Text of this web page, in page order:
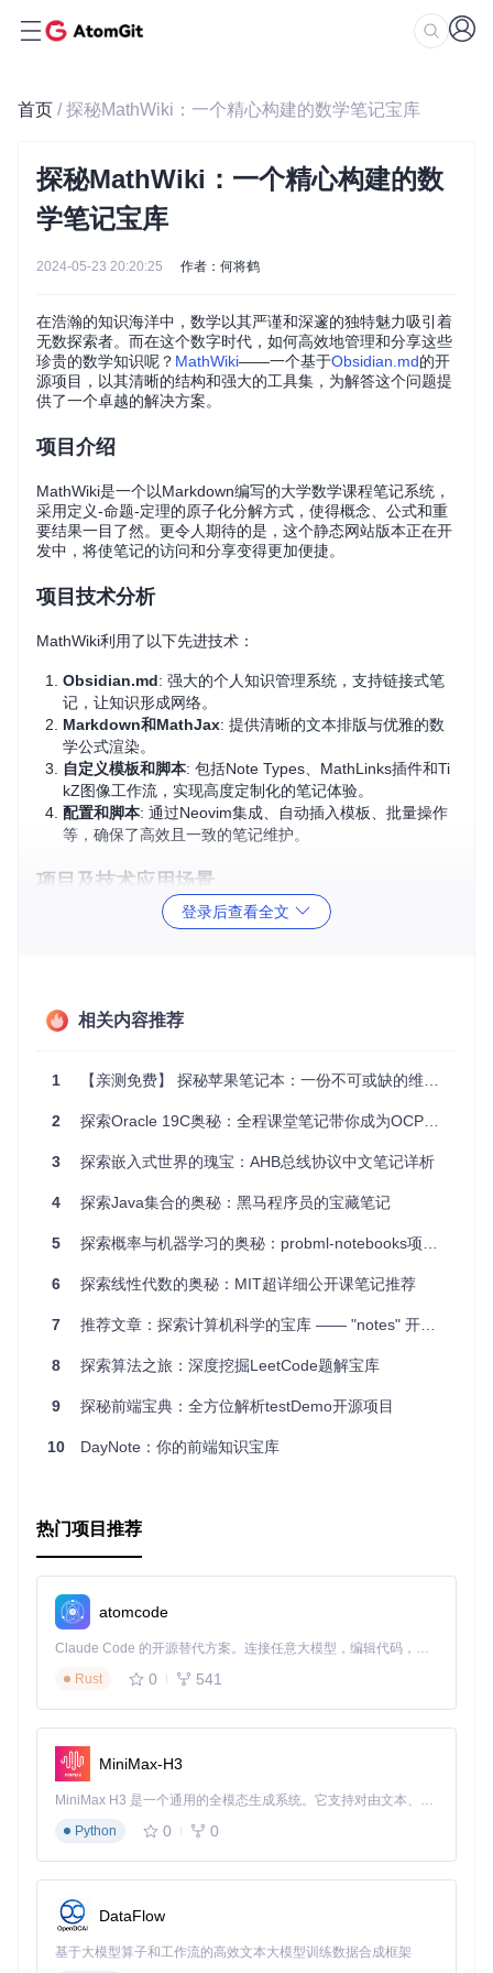
首页 / 探秘MathWiki：一个精心构建的数学笔记宝库
探秘MathWiki：一个精心构建的数
学笔记宝库
2024-05-23 20:20:25 作者：何将鹤
在浩瀚的知识海洋中，数学以其严谨和深邃的独特魅力吸引着
无数探索者。而在这个数字时代，如何高效地管理和分享这些
珍贵的数学知识呢？ MathWiki——一个基于Obsidian.md的开
源项目，以其清晰的结构和强大的工具集，为解答这个问题提
供了一个卓越的解决方案。
项目介绍
MathWiki是一个以Markdown编写的大学数学课程笔记系统，
采用定义-命题-定理的原子化分解方式，使得概念、公式和重
要结果一目了然。更令人期待的是，这个静态网站版本正在开
发中，将使笔记的访问和分享变得更加便捷。
项目技术分析
MathWiki利用了以下先进技术：
Obsidian.md: 强大的个人知识管理系统，支持链接式笔
记，让知识形成网络。
Markdown和MathJax: 提供清晰的文本排版与优雅的数
学公式渲染。
自定义模板和脚本: 包括Note Types、MathLinks插件和Ti
kZ图像工作流，实现高度定制化的笔记体验。
配置和脚本: 通过Neovim集成、自动插入模板、批量操作
等，确保了高效且一致的笔记维护。
项目及技术应用场景
教师：用于创建课件，简化教学资料制作，增强学生对抽象
概念的理解。
科的思维碰撞。
习。
项目特点
结构化笔记：将定义、例子、定理等按类型分门别类，便
于查阅和理解。
MathLinks
：在链接中直接展示MathJax数学公式，无需
打开笔记即可预览关键内容。
量图，增强了视觉表达力。
足个性化需求。
洁。
通过MathWiki，你可以沉浸在有序的知识森林中，轻松发现隐
登录后查看全文
相关内容推荐
1 【亲测免费】 探秘苹果笔记本：一份不可或缺的维修与学习宝藏
2 探索Oracle 19C奥秘：全程课堂笔记带你成为OCP专家
3 探索嵌入式世界的瑰宝：AHB总线协议中文笔记详析
4 探索Java集合的奥秘：黑马程序员的宝藏笔记
5 探索概率与机器学习的奥秘：probml-notebooks项目推荐
6 探索线性代数的奥秘：MIT超详细公开课笔记推荐
7 推荐文章：探索计算机科学的宝库 —— "notes" 开源项目
8 探索算法之旅：深度挖掘LeetCode题解宝库
9 探秘前端宝典：全方位解析testDemo开源项目
10 DayNote：你的前端知识宝库
热门项目推荐
atomcode
Claude Code 的开源替代方案。连接任意大模型，编辑代码，运行命令，自动验证 — 全自动执行。用 Rust 构建，极致性能。 ｜ An open-source alternative to Claude Code. Connect any LLM, edit code, run commands, and verify changes — autonomously. Built in Rust for speed. Get Started
Rust
0 541
MiniMax-H3
MiniMax H3 是一个通用的全模态生成系统。它支持对由文本、图像、视频和音频组成的多模态上下文进行统一理解，并能生成分辨率高达 2K、时长可达 15 秒的带原生立体声音频的视频。得益于面向任务泛化的系统设计，H3 在预训练阶段就已具备广泛的多模态上下文理解与生成能力，能够出色地执行复杂的多模态指令。
Python
0 0
DataFlow
基于大模型算子和工作流的高效文本大模型训练数据合成框架